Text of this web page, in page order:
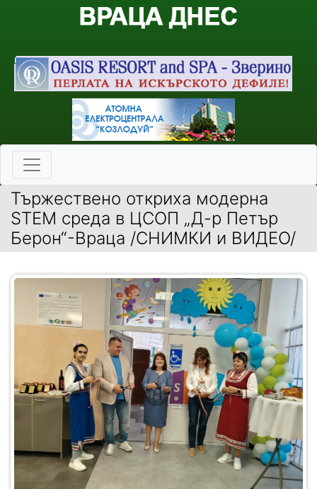
Тържествено откриха модерна
STEM среда в ЦСОП „Д-р Петър
Берон“-Враца /СНИМКИ и ВИДЕО/